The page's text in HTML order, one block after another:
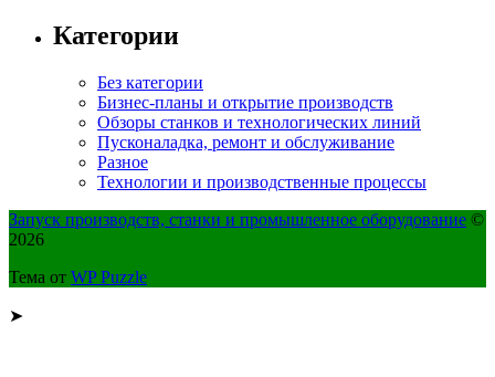
Категории
Без категории
Бизнес-планы и открытие производств
Обзоры станков и технологических линий
Пусконаладка, ремонт и обслуживание
Разное
Технологии и производственные процессы
Запуск производств, станки и промышленное оборудование ©
2026
Тема от WP Puzzle
➤